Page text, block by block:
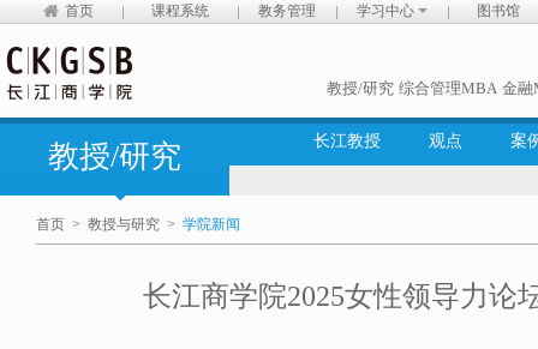
首页 课程系统 教务管理 学习中心 图书馆
教授/研究 综合管理MBA 金融
教授/研究 长江教授 观点 案
首页 > 教授与研究 > 学院新闻
长江商学院2025女性领导力论